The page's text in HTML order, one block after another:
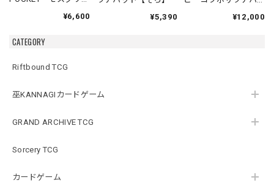
CATEGORY
Riftbound TCG
巫KANNAGIカードゲーム
GRAND ARCHIVE TCG
Sorcery TCG
カードゲーム
¥6,600
¥5,390
¥12,000